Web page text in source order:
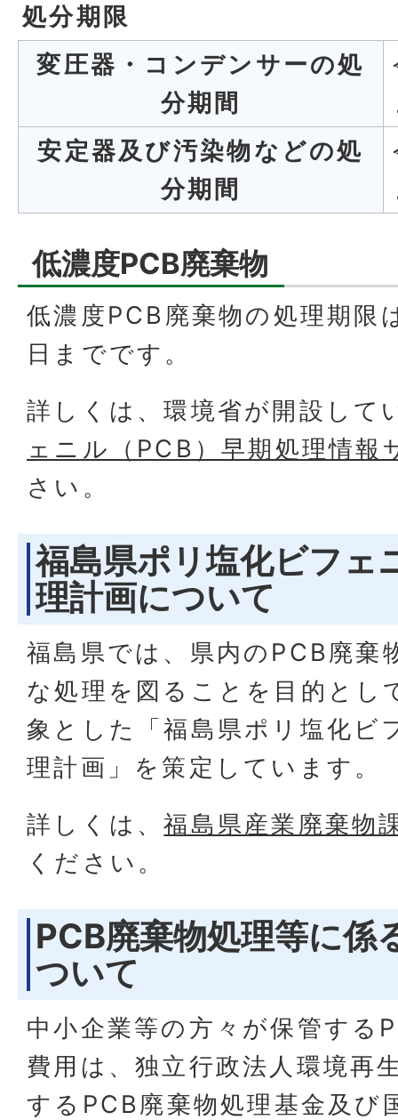
処分期限
変圧器・コンデンサーの処
分期間
安定器及び汚染物などの処
分期間
低濃度PCB廃棄物
低濃度PCB廃棄物の処理期限
日までです。
詳しくは、環境省が開設して
ェニル（PCB）早期処理情報
さい。
福島県ポリ塩化ビフェ
理計画について
福島県では、県内のPCB廃棄
な処理を図ることを目的とし
象とした「福島県ポリ塩化ビ
理計画」を策定しています。
詳しくは、福島県産業廃棄物
ください。
PCB廃棄物処理等に係
ついて
中小企業等の方々が保管する
費用は、独立行政法人環境再
するPCB廃棄物処理基金及び